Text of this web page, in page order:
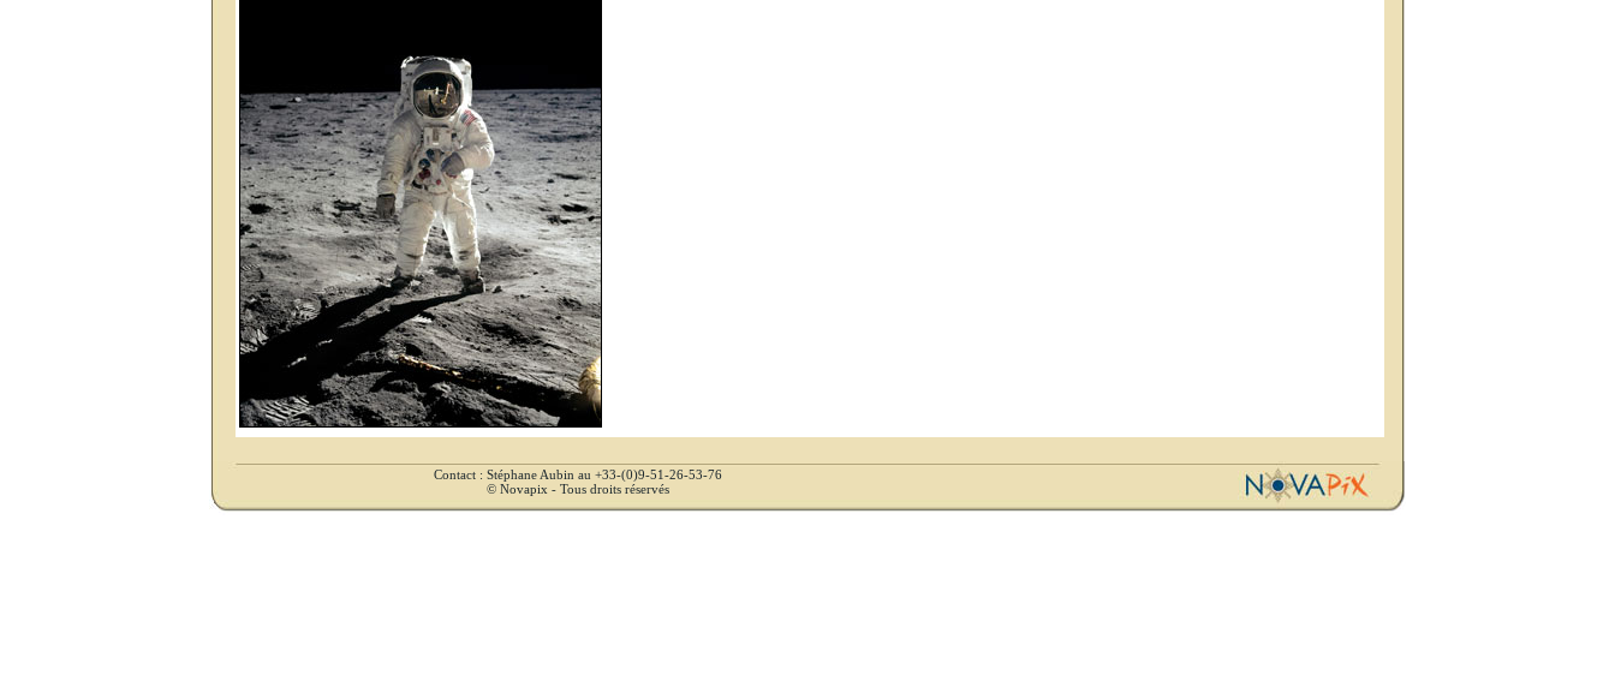
Contact : Stéphane Aubin au +33-(0)9-51-26-53-76
© Novapix - Tous droits réservés